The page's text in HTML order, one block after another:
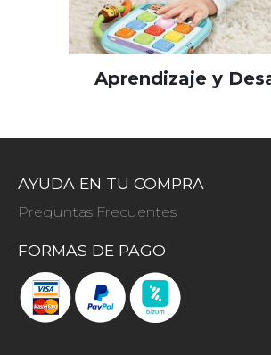
Aprendizaje y
AYUDA EN TU COMPRA
Preguntas Frecuentes
FORMAS DE PAGO